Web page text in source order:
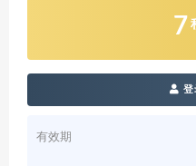
7
登
有效期